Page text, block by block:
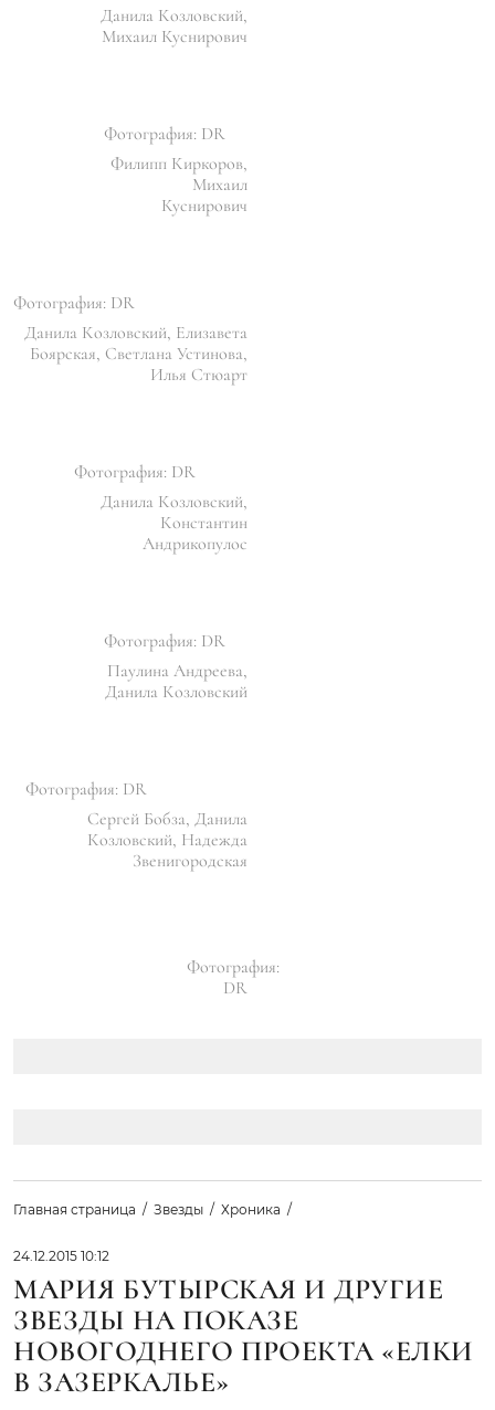
Данила Козловский,
Михаил Куснирович
Фотография: DR
Филипп Киркоров,
Михаил
Куснирович
Фотография: DR
Данила Козловский, Елизавета
Боярская, Светлана Устинова,
Илья Стюарт
Фотография: DR
Данила Козловский,
Константин
Андрикопулос
Фотография: DR
Паулина Андреева,
Данила Козловский
Фотография: DR
Сергей Бобза, Данила
Козловский, Надежда
Звенигородская
Фотография:
DR
Главная страница Звезды Хроника
24.12.2015 10:12
МАРИЯ БУТЫРСКАЯ И ДРУГИЕ
ЗВЕЗДЫ НА ПОКАЗЕ
НОВОГОДНЕГО ПРОЕКТА «ЕЛКИ
В ЗАЗЕРКАЛЬЕ»